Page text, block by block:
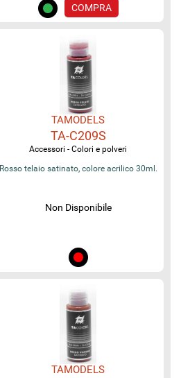
COMPRA
TAMODELS
TA-C209S
Accessori - Colori e polveri
Rosso telaio satinato, colore acrilico 30ml.
Non Disponibile
TAMODELS